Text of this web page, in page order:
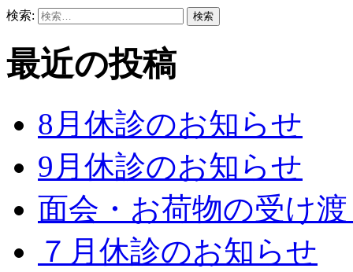
検索:
最近の投稿
8月休診のお知らせ
9月休診のお知らせ
面会・お荷物の受け
７月休診のお知らせ